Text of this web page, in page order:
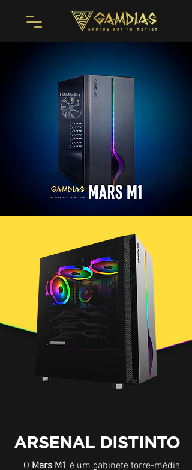
ARSENAL DISTINTO
O Mars M1 é um gabinete torre-média